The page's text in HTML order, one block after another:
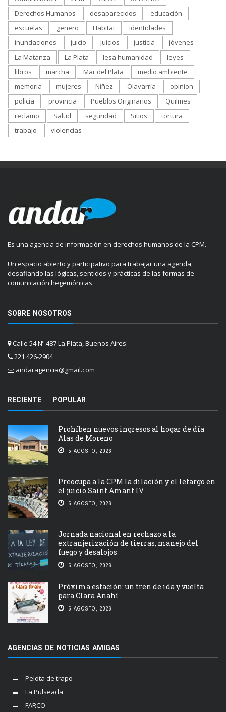
Derechos Humanos
desaparecidos
educación
escuelas
genero Habitat
identidades
inundaciones
juicio juicios justicia
jóvenes
La Matanza
La Plata lesa humanidad
leyes
libros
marcha Mar del Plata
medio ambiente
memoria
mujeres Niñez Olavarría
opinion
policía
provincia Pueblos Originarios
Quilmes
reclamo
Salud seguridad Sitios
tortura
trabajo
violencias
Es una agencia de información en derechos humanos de la CPM.
Un espacio abierto y participativo para trabajar una agenda,
desafiando las lógicas, sentidos y prácticas de las formas de
comunicación hegemónicas.
SOBRE NOSOTROS
Calle 54 Nº 487 La Plata, Buenos Aires.
221 426-2904
andaragencia@gmail.com
RECIENTE POPULAR
Prohíben nuevos ingresos al hogar de día
Alas de Moreno
5 AGOSTO, 2026
Preocupa a la CPM la dilación y el letargo en
el juicio Saint Amant IV
5 AGOSTO, 2026
Jornada nacional en rechazo a la
extranjerización de tierras, manejo del
fuego y desalojos
5 AGOSTO, 2026
Próxima estación: un tren de ida y vuelta
para Clara Anahí
5 AGOSTO, 2026
AGENCIAS DE NOTICIAS AMIGAS
Pelota de trapo
La Pulseada
FARCO